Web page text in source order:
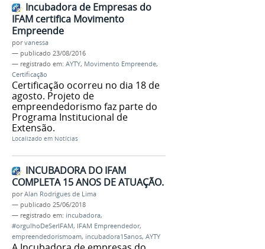
Incubadora de Empresas do
IFAM certifica Movimento
Empreende
porvanessa
— publicado 23/08/2016
— registrado em: AYTY, Movimento Empreende,
Certificação
Certificação ocorreu no dia 18 de
agosto. Projeto de
empreendedorismo faz parte do
Programa Institucional de
Extensão.
Localizado em Notícias
INCUBADORA DO IFAM
COMPLETA 15 ANOS DE ATUAÇÃO.
porAlan Rodrigues de Lima
— publicado 25/06/2018
— registrado em: incubadora,
#orgulhoDeSerIFAM, IFAM Empreendedor,
empreendedorismoam, incubadora15anos, AYTY